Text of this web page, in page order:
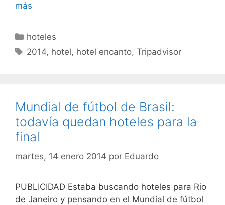
más
Categorías
hoteles
Etiquetas
2014, hotel, hotel encanto,Tripadvisor
Mundial de fútbol de Brasil:
todavía quedan hoteles para la
final
martes, 14 enero 2014 por Eduardo
PUBLICIDAD Estaba buscando hoteles para Rio
de Janeiro y pensando en el Mundial de fútbol